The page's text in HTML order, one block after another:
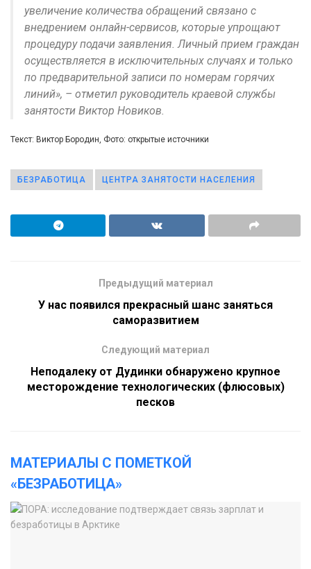
увеличение количества обращений связано с
внедрением онлайн-сервисов, которые упрощают
процедуру подачи заявления. Личный прием граждан
осуществляется в исключительных случаях и только
по предварительной записи по номерам горячих
линий», – отметил руководитель краевой службы
занятости Виктор Новиков.
Текст: Виктор Бородин, Фото: открытые источники
БЕЗРАБОТИЦА ЦЕНТРА ЗАНЯТОСТИ НАСЕЛЕНИЯ
Предыдущий материал
У нас появился прекрасный шанс заняться
саморазвитием
Следующий материал
Неподалеку от Дудинки обнаружено крупное
месторождение технологических (флюсовых)
песков
МАТЕРИАЛЫ С ПОМЕТКОЙ
«БЕЗРАБОТИЦА»